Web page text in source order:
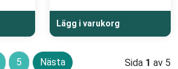
Lägg i varukorg
5 Nästa Sida 1 av 5